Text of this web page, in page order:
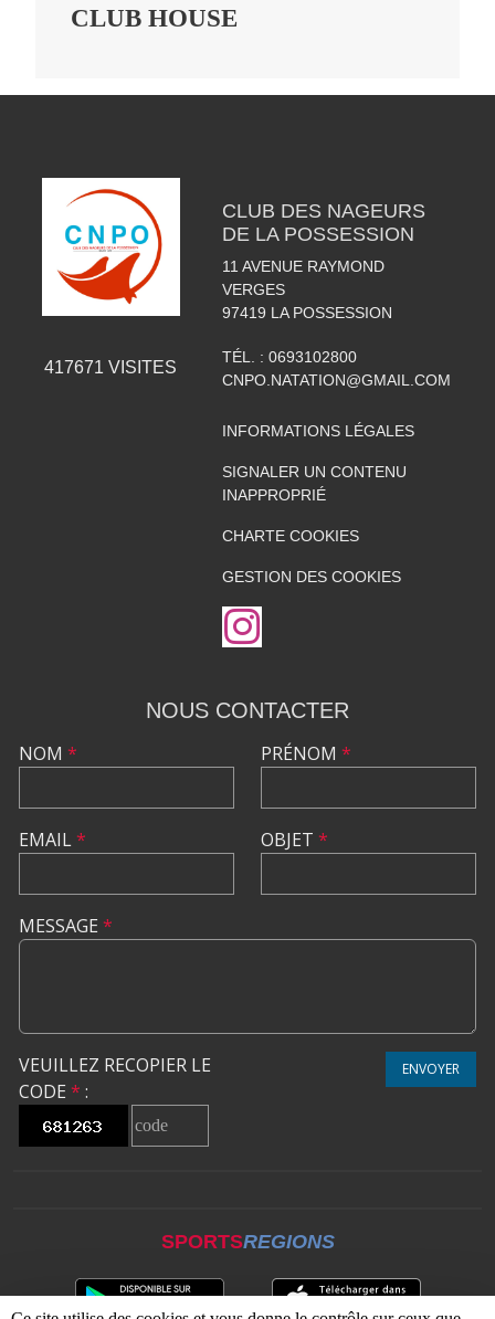
CLUB HOUSE
417671 VISITES
CLUB DES NAGEURS
DE LA POSSESSION
11 AVENUE RAYMOND
VERGES
97419 LA POSSESSION
TÉL. : 0693102800
CNPO.NATATION@GMAIL.COM
INFORMATIONS LÉGALES
SIGNALER UN CONTENU
INAPPROPRIÉ
CHARTE COOKIES
GESTION DES COOKIES
NOUS CONTACTER
NOM *
EMAIL*
PRÉNOM *
OBJET *
MESSAGE *
VEUILLEZ RECOPIER LE
CODE * :
ENVOYER
SPORTSREGIONS